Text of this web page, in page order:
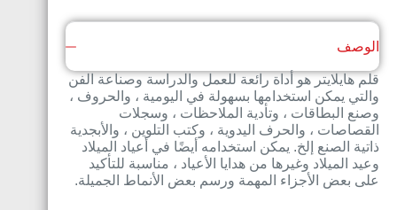
الوصف
قلم هايلايتر هو أداة رائعة للعمل والدراسة وصناعة الفن
والتي يمكن استخدامها بسهولة في اليومية ، والحروف ،
وصنع البطاقات ، وتأدية الملاحظات ، وسجلات
القصاصات ، والحرف اليدوية ، وكتب التلوين ، والأبجدية
ذاتية الصنع إلخ. يمكن استخدامه أيضًا في أعياد الميلاد
وعيد الميلاد وغيرها من هدايا الأعياد ، مناسبة للتأكيد
على بعض الأجزاء المهمة ورسم بعض الأنماط الجميلة.